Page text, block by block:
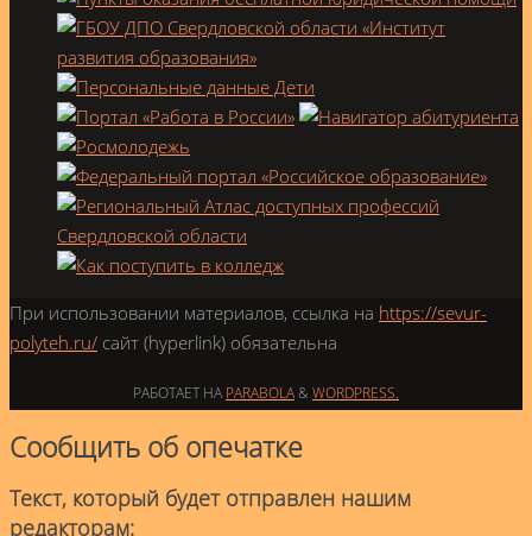
При использовании материалов, ссылка на https://sevur-
polyteh.ru/ сайт (hyperlink) обязательна
РАБОТАЕТ НА PARABOLA& WORDPRESS.
Сообщить об опечатке
Текст, который будет отправлен нашим
редакторам: